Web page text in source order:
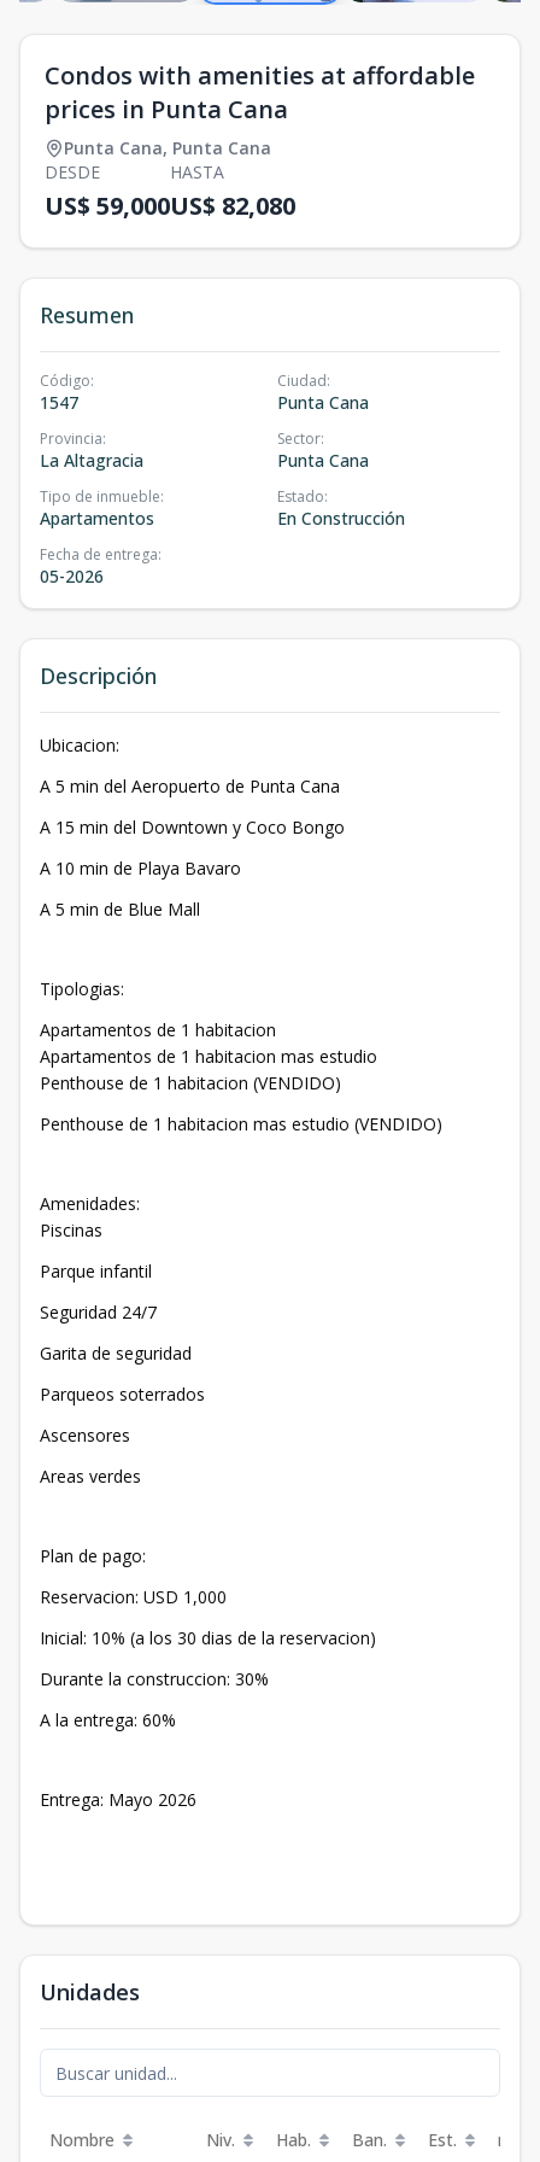
Condos with amenities at affordable
prices in Punta Cana
Punta Cana, Punta Cana
DESDE
US$ 59,000
HASTA
US$ 82,080
Resumen
Código:
1547
Ciudad:
Punta Cana
Provincia:
La Altagracia
Sector:
Punta Cana
Tipo de inmueble:
Apartamentos
Estado:
En Construcción
Fecha de entrega:
05-2026
Descripción
Ubicacion:
A 5 min del Aeropuerto de Punta Cana
A 15 min del Downtown y Coco Bongo
A 10 min de Playa Bavaro
A 5 min de Blue Mall
Tipologias:
Apartamentos de 1 habitacion
Apartamentos de 1 habitacion mas estudio
Penthouse de 1 habitacion (VENDIDO)
Penthouse de 1 habitacion mas estudio (VENDIDO)
Amenidades:
Piscinas
Parque infantil
Seguridad 24/7
Garita de seguridad
Parqueos soterrados
Ascensores
Areas verdes
Plan de pago:
Reservacion: USD 1,000
Inicial: 10% (a los 30 dias de la reservacion)
Durante la construccion: 30%
A la entrega: 60%
Entrega: Mayo 2026
Unidades
Nombre Niv. Hab. Ban. Est. m²